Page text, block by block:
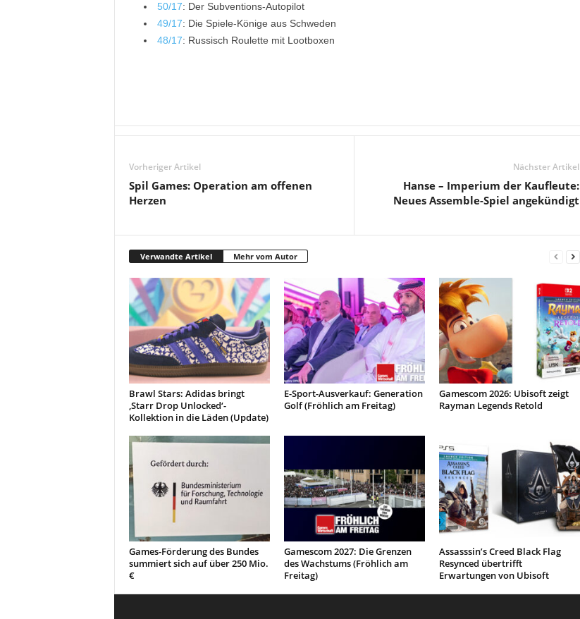
50/17: Der Subventions-Autopilot
49/17: Die Spiele-Könige aus Schweden
48/17: Russisch Roulette mit Lootboxen
Vorheriger Artikel
Spil Games: Operation am offenen
Herzen
Nächster Artikel
Hanse – Imperium der Kaufleute:
Neues Assemble-Spiel angekündigt
Verwandte Artikel Mehr vom Autor
Brawl Stars: Adidas bringt
‚Starr Drop Unlocked‘-
Kollektion in die Läden (Update)
E-Sport-Ausverkauf: Generation
Golf (Fröhlich am Freitag)
Gamescom 2026: Ubisoft zeigt
Rayman Legends Retold
Games-Förderung des Bundes
summiert sich auf über 250 Mio.
€
Gamescom 2027: Die Grenzen
des Wachstums (Fröhlich am
Freitag)
Assasssin’s Creed Black Flag
Resynced übertrifft
Erwartungen von Ubisoft